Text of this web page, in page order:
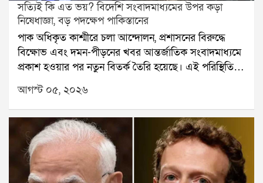
সত্যিই কি এত ভয়? বিদেশি সংবাদমাধ্যমের উপর কড়া
নিষেধাজ্ঞা, বড় পদক্ষেপ পাকিস্তানের
পাক অধিকৃত কাশ্মীরে চলা আন্দোলন, প্রশাসনের বিরুদ্ধে
বিক্ষোভ এবং দমন-পীড়নের খবর আন্তর্জাতিক সংবাদমাধ্যমে
প্রকাশ হওয়ার পর নতুন বিতর্ক তৈরি হয়েছে। এই পরিস্থিতিতে
বিদেশি সংবাদমাধ্যমের উপর কড়া নিয়ন্ত্রণ আরোপ করল
পাকিস্তান সরকার। নতুন নির্দেশ অনুযায়ী, সরকারি অনুমতি
ছাড়া দেশের নির্দিষ্ট এলাকায় কোনও বিদেশি সংবাদমাধ্যম বা
সাংবাদিক খবর সংগ্রহ করতে পারবেন না।পাকিস্তানের তথ্য ও
সম্প্রচার মন্ত্রণালয় জানিয়েছে, এই নিয়ম আন্তর্জাতিক
সংবাদপত্র, টেলিভিশন, ডিজিটাল সংবাদমাধ্যম, ওয়েবভিত্তিক
প্ল্যাটফর্ম এবং সামাজিক মাধ্যমের ক্ষেত্রেও সমানভাবে
আগস্ট ০৫, ২০২৬